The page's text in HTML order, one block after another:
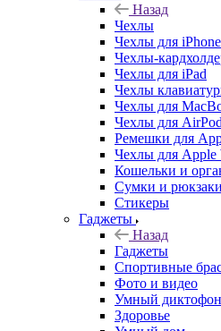
Назад
Чехлы
Чехлы для iPhone
Чехлы-
Чехлы для iPad
Чехлы
Чехлы для
Чехлы для
Ремешки для
Чехлы для Apple
Кошельки и
Сумки и рюкзаки
Стикеры
Гаджеты
Назад
Гаджеты
Спортивные
Фото и видео
Умный диктофон
Здоровье